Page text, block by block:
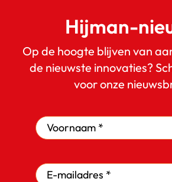
Hijman-
Op de hoogte blijven van
de nieuwste innovaties?
voor onze